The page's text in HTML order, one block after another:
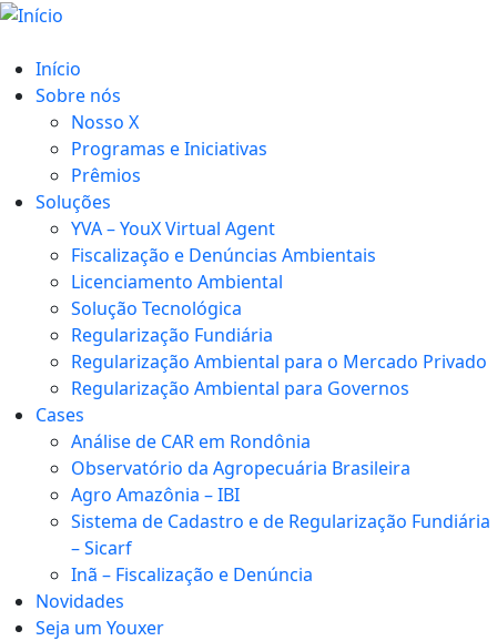
Início
Sobre nós
Nosso X
Programas e Iniciativas
Prêmios
Soluções
YVA – YouX Virtual Agent
Fiscalização e Denúncias Ambientais
Licenciamento Ambiental
Solução Tecnológica
Regularização Fundiária
Regularização Ambiental para o Mercado Privado
Regularização Ambiental para Governos
Cases
Análise de CAR em Rondônia
Observatório da Agropecuária Brasileira
Agro Amazônia – IBI
Sistema de Cadastro e de Regularização Fundiária
– Sicarf
Inã – Fiscalização e Denúncia
Novidades
Seja um Youxer